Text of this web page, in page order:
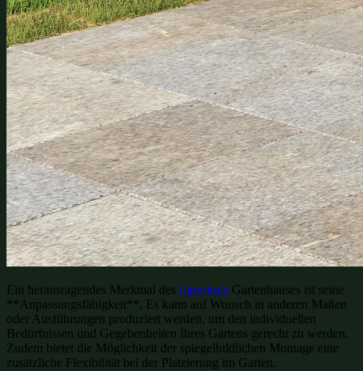
Ein herausragendes Merkmal des Fjordholz Gartenhauses ist seine
**Anpassungsfähigkeit**. Es kann auf Wunsch in anderen Maßen
oder Ausführungen produziert werden, um den individuellen
Bedürfnissen und Gegebenheiten Ihres Gartens gerecht zu werden.
Zudem bietet die Möglichkeit der spiegelbildlichen Montage eine
zusätzliche Flexibilität bei der Platzierung im Garten.